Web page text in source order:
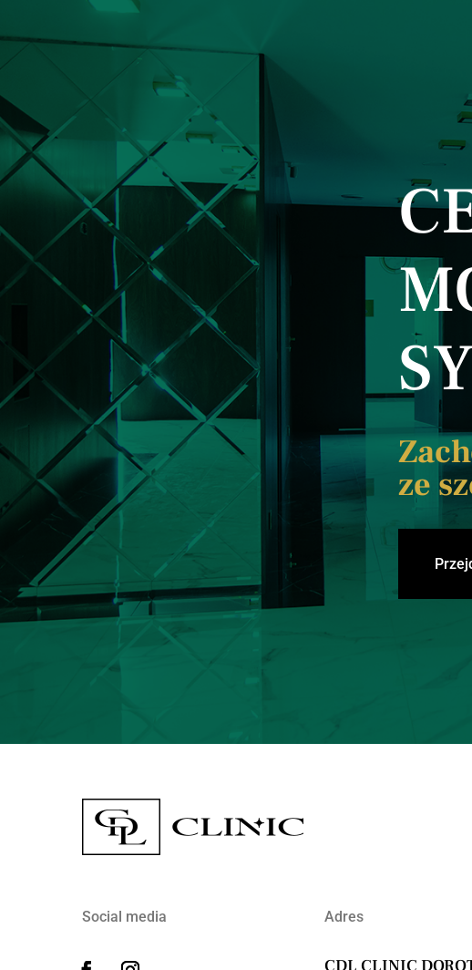
ze
Social media Adres
CDL CLINIC